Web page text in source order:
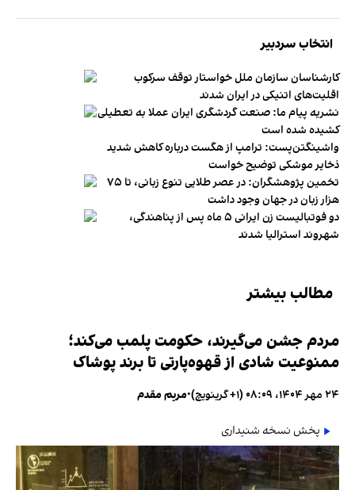
انتخاب سردبیر
کارشناسان سازمان ملل خواستار توقف سرکوب
اقلیت‌های اتنیکی در ایران شدند
نشریه پیام ما: صنعت گردشگری ایران عملا به تعطیلی
کشیده شده است
واشینگتن‌پست: ترامپ از هگست درباره کاهش شدید
ذخایر موشکی توضیح خواست
تخمین پژوهشگران: در عصر طلایی تنوع زبانی، تا ۷۵
هزار زبان در جهان وجود داشت
دو فوتبالیست زن ایرانی ۵ ماه پس از پناهندگی،
شهروند استرالیا شدند
مطالب بیشتر
مردم جشن می‌گیرند، حکومت پلمب می‌کند؛
ممنوعیت شادی از قهوه‌پارتی تا برند پوشاک
۲۴ مهر ۱۴۰۴، ۰۸:۰۹ (‎+۱ گرینویچ) •مریم مقدم
پخش نسخه شنیداری